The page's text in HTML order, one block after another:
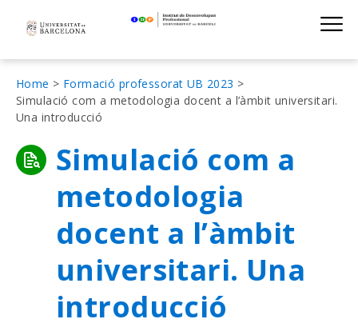
navigation
Institut de
Fil
d'Ariadna
Home
Formació professorat UB 2023
Simulació com a metodologia docent a l’àmbit universitari.
Una introducció
Simulació com a
metodologia
docent a l’àmbit
universitari. Una
introducció